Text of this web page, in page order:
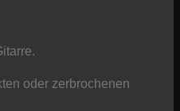
oder zerbrochenen